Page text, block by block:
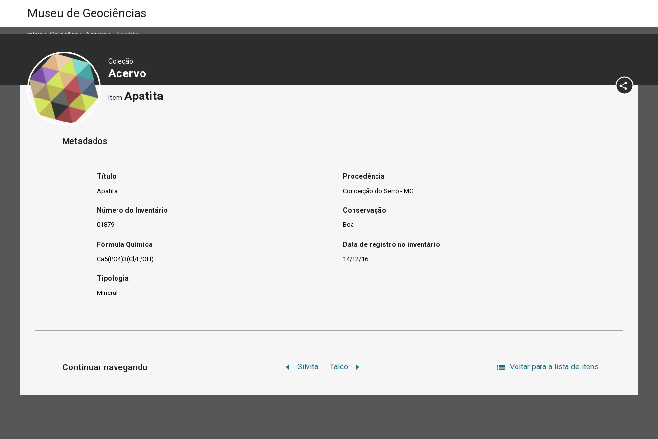
Museu de Geociências
Início>Coleções>Acervo>Apatita
Coleção
Acervo
Item Apatita
Metadados
Título
Apatita
Número do Inventário
01879
Fórmula Química
Ca5(PO4)3(Cl/F/OH)
Tipologia
Mineral
Procedência
Conceição do Serro - MG
Conservação
Boa
Data de registro no inventário
14/12/16
Continuar navegando Silvita Talco Voltar para a lista de itens